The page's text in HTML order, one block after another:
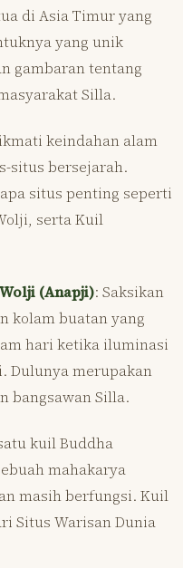
di Asia Timur yang
yang unik
gambaran tentang
Silla.
keindahan alam
situs bersejarah.
situs penting seperti
serta Kuil
(Anapji): Saksikan
kolam buatan yang
hari ketika iluminasi
Dulunya merupakan
bangsawan Silla.
kuil Buddha
mahakarya
masih berfungsi. Kuil
Situs Warisan Dunia